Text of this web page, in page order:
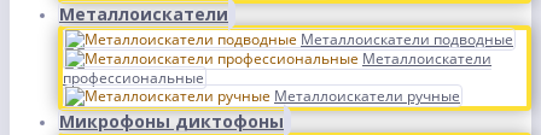
Металлоискатели
Металлоискатели подводные
Металлоискатели
профессиональные
Металлоискатели ручные
Микрофоны диктофоны